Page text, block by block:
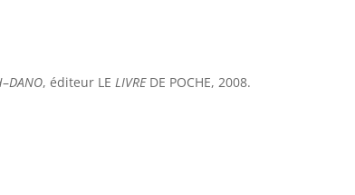
–DANO, éditeur LELIVREDE POCHE, 2008.